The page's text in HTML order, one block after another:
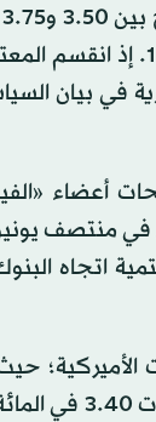
إلا أنه سجل اعتراض 4 أعضاء على القرار، وهو أعلى معدل انشقاق داخل
في بيان
2 في المائة، ما جعل
في منتصف
اتجاه
سندات الخزانة لأجل عامين والتي تعد المؤشر